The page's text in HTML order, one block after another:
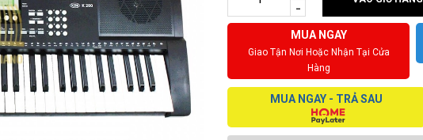
-
MUA NGAY
Giao Tận Nơi Hoặc Nhận Tại Cửa
Hàng
MUA NGAY - TRẢ SAU